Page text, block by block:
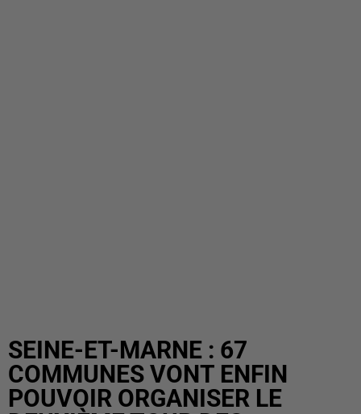
SEINE-ET-MARNE : 67
COMMUNES VONT ENFIN
POUVOIR ORGANISER LE